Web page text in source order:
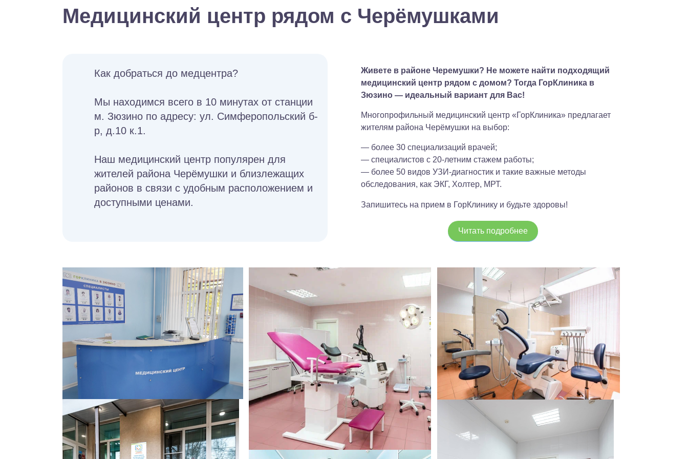
Медицинский центр рядом с Черёмушками
Как добраться до медцентра?
Мы находимся всего в 10 минутах от станции
м. Зюзино по адресу: ул. Симферопольский б-
р, д.10 к.1.
Наш медицинский центр популярен для
жителей района Черёмушки и близлежащих
районов в связи с удобным расположением и
доступными ценами.
Живете в районе Черемушки? Не можете найти подходящий
медицинский центр рядом с домом? Тогда ГорКлиника в
Зюзино — идеальный вариант для Вас!
Многопрофильный медицинский центр «ГорКлиника» предлагает
жителям района Черёмушки на выбор:
— более 30 специализаций врачей;
— специалистов с 20-летним стажем работы;
— более 50 видов УЗИ-диагностик и такие важные методы
обследования, как ЭКГ, Холтер, МРТ.
Запишитесь на прием в ГорКлинику и будьте здоровы!
Читать подробнее